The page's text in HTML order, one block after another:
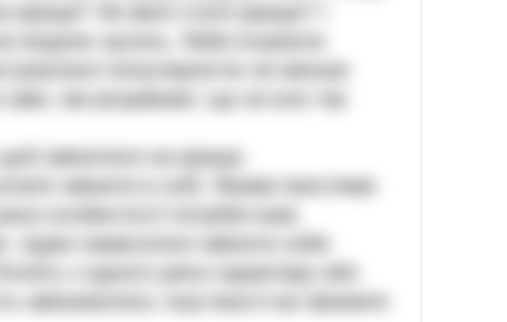
краще? Як мені стати краще? І
жодних зусиль. Якби існувала
ми розуміємо: що не все так
змінитися на краще.